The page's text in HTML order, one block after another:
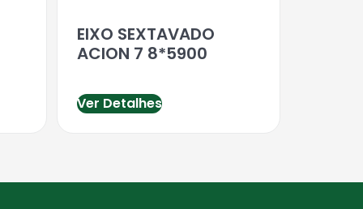
EIXO SEXTAVADO
ACION 7 8*5900
Ver Detalhes